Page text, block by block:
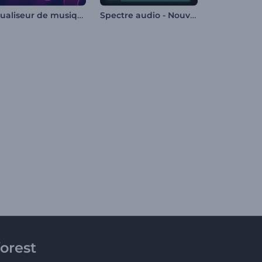
Visualiseur de musique Liquid Flow Spectre audio - Nouvelle sortie musicale